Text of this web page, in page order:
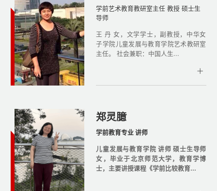
学前艺术教育教研室主任 教授 硕士生
导师
王 丹 女，文学学士，副教授，中华女
子学院儿童发展与教育学院艺术教研室
主任。 社会兼职：中国人生...
郑灵臆
学前教育专业 讲师
儿童发展与教育学院 讲师 硕士生导师
女，毕业于北京师范大学，教育学博
士，主要讲授课程《学前比较教育...